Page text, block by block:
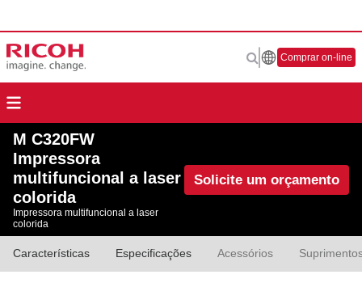
Comprar on-line
M C320FW
Impressora
multifuncional a laser
colorida
Impressora multifuncional a laser
colorida
Solicite um orçamento
Características Especificações Acessórios